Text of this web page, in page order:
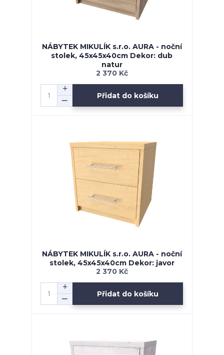
NÁBYTEK MIKULÍK s.r.o. AURA - noční
stolek, 45x45x40cm Dekor: dub
natur
2 370 Kč
Přidat do košíku
NÁBYTEK MIKULÍK s.r.o. AURA - noční
stolek, 45x45x40cm Dekor: javor
2 370 Kč
Přidat do košíku